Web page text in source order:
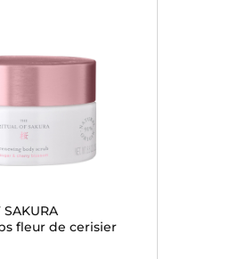
SAKURA
fleur de cerisier